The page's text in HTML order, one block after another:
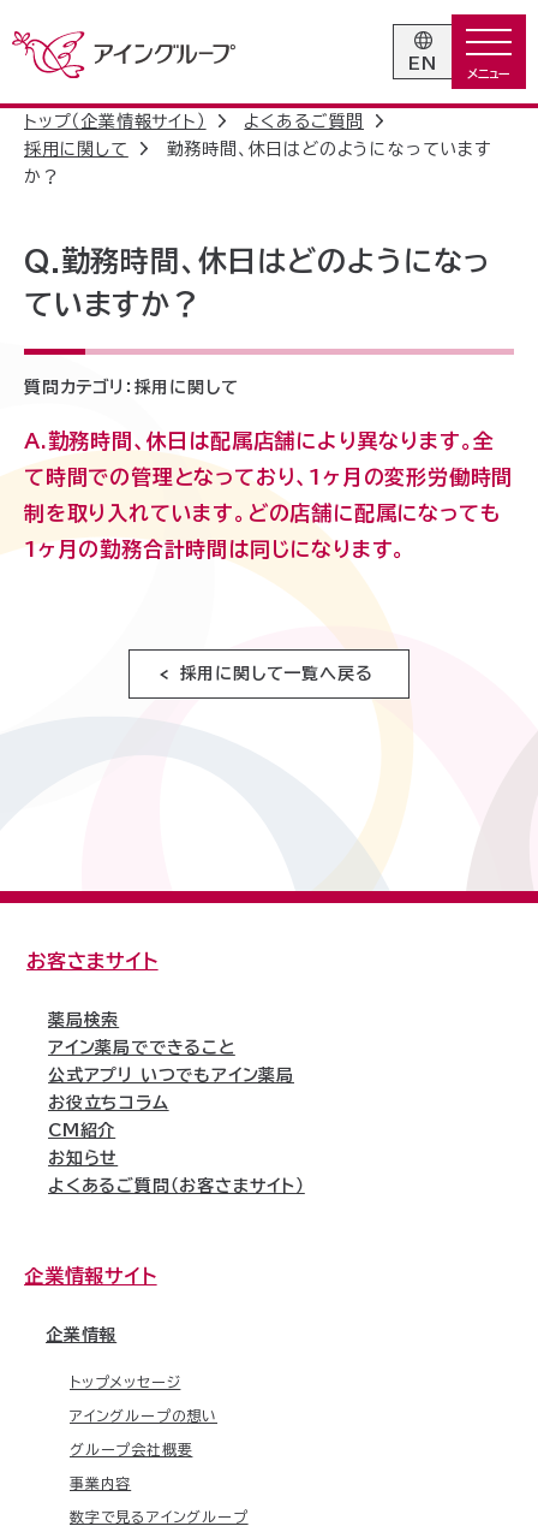
EN
トップ（企業情報サイト）
よくあるご質問
採用に関して
勤務時間、休日はどのようになっています
か？
勤務時間、休日はどのようになっ
ていますか？
質問カテゴリ： 採用に関して
A.勤務時間、休日は配属店舗により異なります。全
て時間での管理となっており、1ヶ月の変形労働時間
制を取り入れています。どの店舗に配属になっても
1ヶ月の勤務合計時間は同じになります。
採用に関して一覧へ戻る
お客さまサイト
薬局検索
アイン薬局でできること
公式アプリ いつでもアイン薬局
お役立ちコラム
CM紹介
お知らせ
よくあるご質問（お客さまサイト）
企業情報サイト
企業情報
トップメッセージ
アイングループの想い
グループ会社概要
事業内容
数字で見るアイングループ